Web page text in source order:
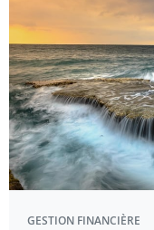
GESTION FINANCIÈRE